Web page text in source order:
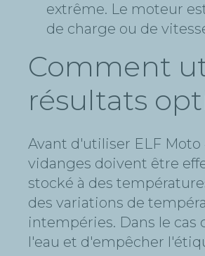
extrême. Le moteur
de charge ou de
Comment
résultats
Avant d'utiliser ELF
vidanges doivent être
stocké à des
des variations de
intempéries. Dans le
l'eau et d'empêcher